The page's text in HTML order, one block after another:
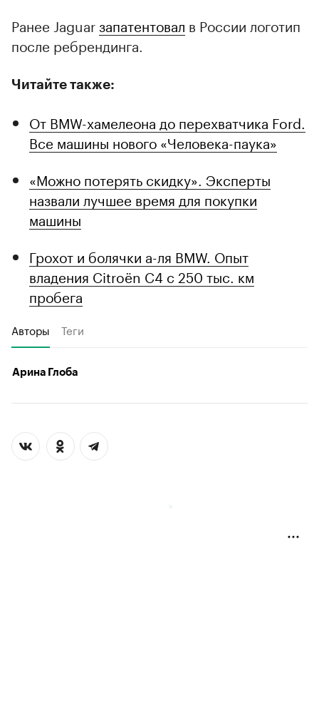
Ранее Jaguarзапатентовал в России логотип
после ребрендинга.
Читайте также:
От BMW-хамелеона до перехватчика Ford.
Все машины нового «Человека-паука»
«Можно потерять скидку». Эксперты
назвали лучшее время для покупки
машины
Грохот и болячки а-ля BMW. Опыт
владения Citroёn C4 с 250 тыс. км
пробега
Авторы Теги
Арина Глоба